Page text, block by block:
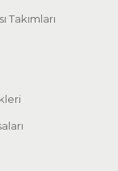
Takımları